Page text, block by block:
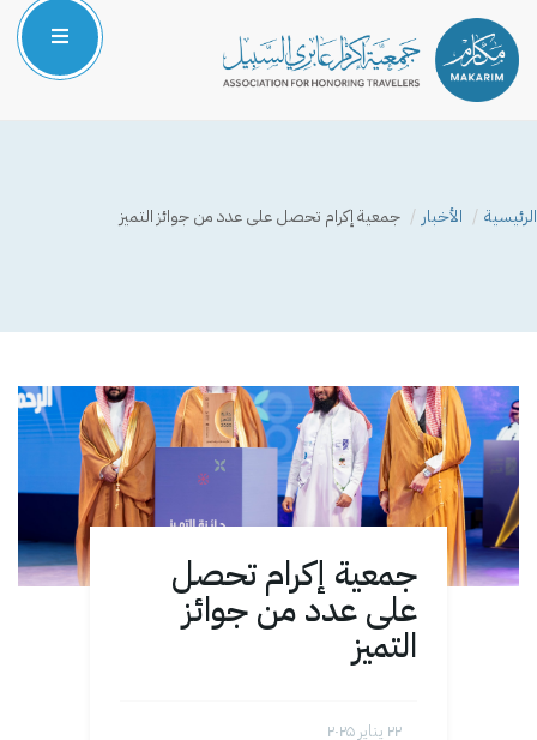
المركز الإعلامي
صوتك مسموع
الرئيسية الأخبار جمعية إكرام تحصل على عدد من جوائز التميز
جمعية إكرام تحصل
على عدد من جوائز
التميز